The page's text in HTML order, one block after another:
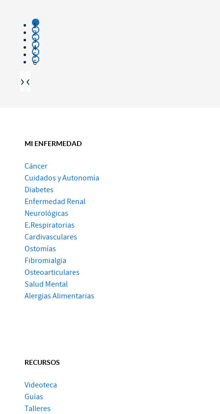
1
2
3
4
5
6
›‹
MI ENFERMEDAD
Cáncer
Cuidados y Autonomía
Diabetes
Enfermedad Renal
Neurológicas
E.Respiratorias
Cardivasculares
Ostomías
Fibromialgia
Osteoarticulares
Salud Mental
Alergias Alimentarias
RECURSOS
Videoteca
Guías
Talleres